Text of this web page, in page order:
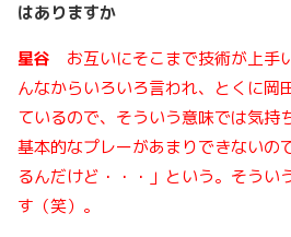
はありますか
星谷 お互いにそこまで技術が上手
んなからいろいろ言われ、とくに岡
ているので、そういう意味では気持
基本的なプレーがあまりできないの
るんだけど・・・」という。そうい
す（笑）。